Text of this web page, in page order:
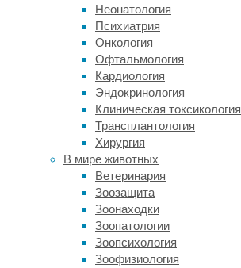
Неонатология
Психиатрия
Онкология
Офтальмология
Кардиология
Эндокринология
Клиническая токсикология
Трансплантология
Хирургия
В мире животных
Ветеринария
Зоозащита
Зоонаходки
Зоопатологии
Зоопсихология
Зоофизиология
последние
десятилетия
растет,
хотя
проверить
это
непросто
(диагностика
деменции
прошлом
веке
была
существенно
слабее).